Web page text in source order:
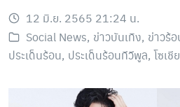
12 มิ.ย. 2565 21:24 น.
Social News, ข่าวบันเทิง, ข่าวร้
ประเด็นร้อน, ประเด็นร้อนทีวีพูล, โซเชี